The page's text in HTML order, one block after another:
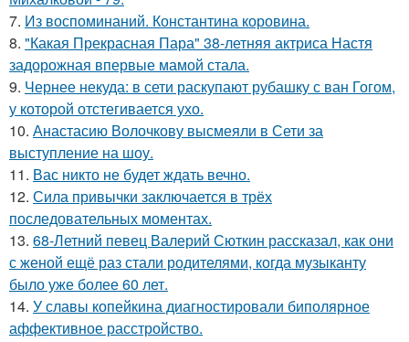
7. Из воспоминаний. Константина коровина.
8. "Какая Прекрасная Пара" 38-летняя актриса Настя
задорожная впервые мамой стала.
9. Чернее некуда: в сети раскупают рубашку с ван Гогом,
у которой отстегивается ухо.
10. Анастасию Волочкову высмеяли в Сети за
выступление на шоу.
11. Вас никто не будет ждать вечно.
12. Сила привычки заключается в трёх
последовательных моментах.
13. 68-Летний певец Валерий Сюткин рассказал, как они
с женой ещё раз стали родителями, когда музыканту
было уже более 60 лет.
14. У славы копейкина диагностировали биполярное
аффективное расстройство.